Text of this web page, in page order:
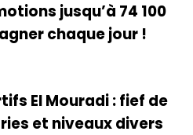
jusqu’à 74 100
chaque jour !
El Mouradi : fief de
et niveaux divers